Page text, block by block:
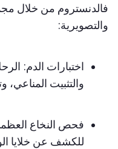
من خلال
اختبارات الدم:
والتثبيت المناعي،
فحص النخاع
للكشف عن خلايا